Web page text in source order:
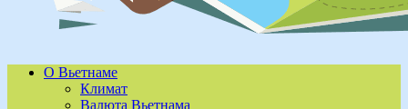
О Вьетнаме
Климат
Валюта Вьетнама